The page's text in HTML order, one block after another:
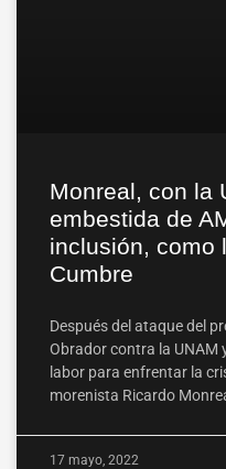
Monreal, con la
embestida de
inclusión, como
Cumbre
Después del ataque del
Obrador contra la UNAM
labor para enfrentar la
morenista Ricardo
17 mayo, 2022